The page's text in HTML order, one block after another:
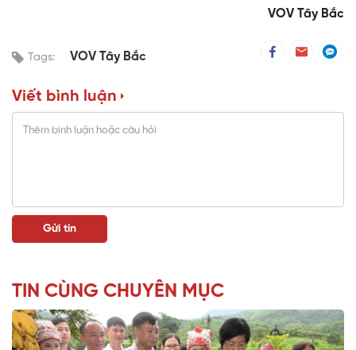
VOV Tây Bắc
Tags: VOV Tây Bắc
Viết bình luận
TIN CÙNG CHUYÊN MỤC